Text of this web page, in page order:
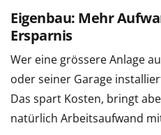
Eigenbau: Mehr
Ersparnis
Wer eine grössere Anlage
oder seiner Garage
Das spart Kosten, bringt
natürlich Arbeitsaufwand